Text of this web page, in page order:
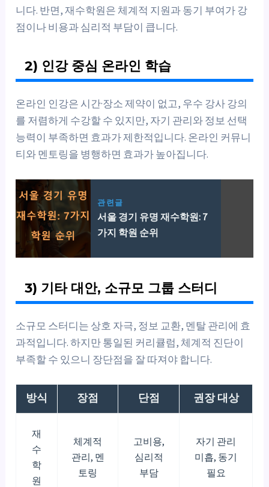
니다. 반면, 재수학원은 체계적 지원과 동기 부여가 강
점이나 비용과 심리적 부담이 큽니다.
2) 인강 중심 온라인 학습
온라인 인강은 시간·장소 제약이 없고, 우수 강사 강의
를 저렴하게 수강할 수 있지만, 자기 관리와 정보 선택
능력이 부족하면 효과가 제한적입니다. 온라인 커뮤니
티와 멘토링을 병행하면 효과가 높아집니다.
관련글
서울 경기 유명 재수학원: 7
가지 학원 순위
3) 기타 대안, 소규모 그룹 스터디
소규모 스터디는 상호 자극, 정보 교환, 멘탈 관리에 효
과적입니다. 하지만 통일된 커리큘럼, 체계적 진단이
부족할 수 있으니 장단점을 잘 따져야 합니다.
방식 장점 단점 권장 대상
재
수
학
원
체계적
관리, 멘
토링
고비용,
심리적
부담
자기 관리
미흡, 동기
필요